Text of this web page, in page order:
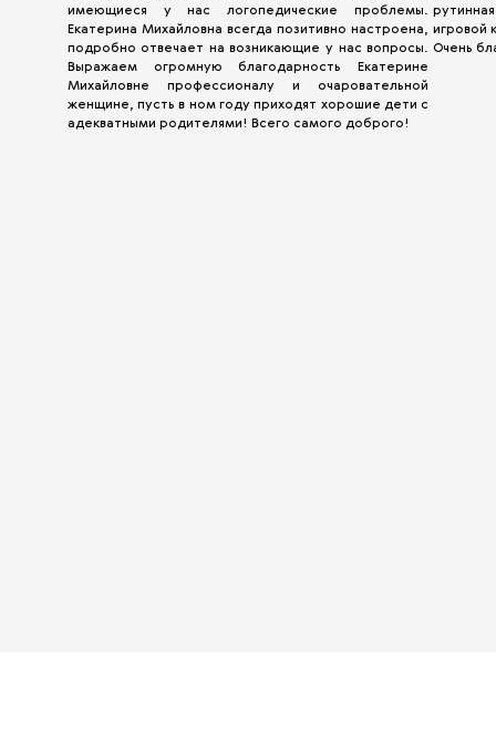
имеющиеся у нас логопедические проблемы.
Екатерина Михайловна всегда позитивно настроена,
подробно отвечает на возникающие у нас вопросы.
Выражаем огромную благодарность Екатерине
Михайловне профессионалу и очаровательной
женщине, пусть в ном году приходят хорошие дети с
адекватными родителями! Всего самого доброго!
игровой
Очень